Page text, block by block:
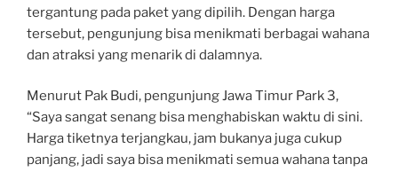
tergantung pada paket yang dipilih. Dengan harga
tersebut, pengunjung bisa menikmati berbagai wahana
dan atraksi yang menarik di dalamnya.
Menurut Pak Budi, pengunjung Jawa Timur Park 3,
“Saya sangat senang bisa menghabiskan waktu di sini.
Harga tiketnya terjangkau, jam bukanya juga cukup
panjang, jadi saya bisa menikmati semua wahana tanpa